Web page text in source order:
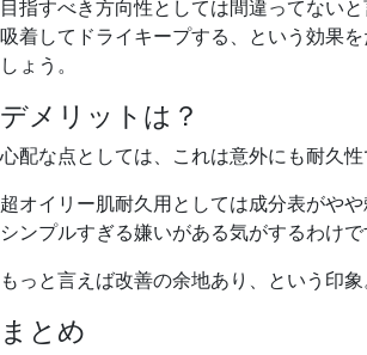
目指すべき方向性としては間違ってない
吸着してドライキープする、という効果
しょう。
デメリットは？
心配な点としては、これは意外にも耐久性
超オイリー肌耐久用としては成分表がや
シンプルすぎる嫌いがある気がするわけで
もっと言えば改善の余地あり、という印象
まとめ